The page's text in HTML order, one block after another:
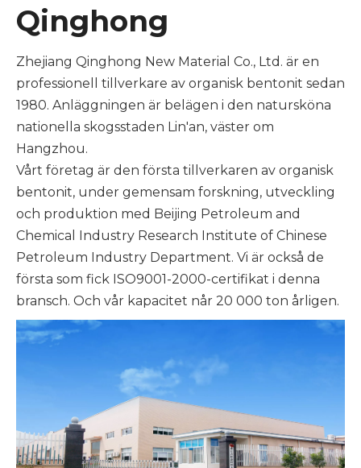
Qinghong
Zhejiang Qinghong New Material Co., Ltd. är en
professionell tillverkare av organisk bentonit sedan
1980. Anläggningen är belägen i den natursköna
nationella skogsstaden Lin'an, väster om
Hangzhou.
Vårt företag är den första tillverkaren av organisk
bentonit, under gemensam forskning, utveckling
och produktion med Beijing Petroleum and
Chemical Industry Research Institute of Chinese
Petroleum Industry Department. Vi är också de
första som fick ISO9001-2000-certifikat i denna
bransch. Och vår kapacitet når 20 000 ton årligen.